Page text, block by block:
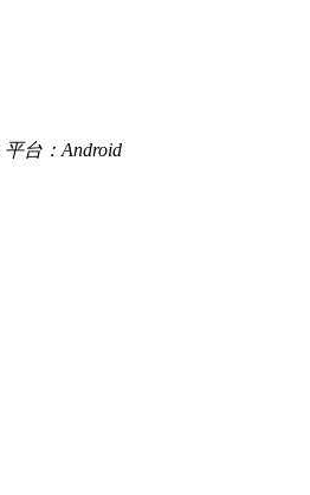
平台：Android